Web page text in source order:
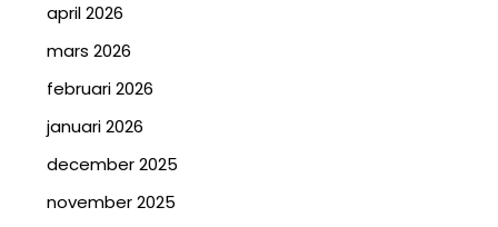
april 2026
mars 2026
februari 2026
januari 2026
december 2025
november 2025